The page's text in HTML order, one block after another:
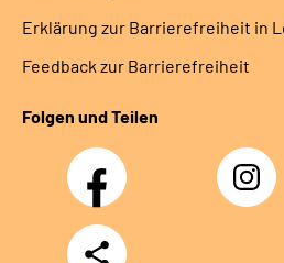
Erklärung zur Barrierefreiheit in
Feedback zur Barrierefreiheit
Folgen und Teilen
Facebook Instagram
Teilen